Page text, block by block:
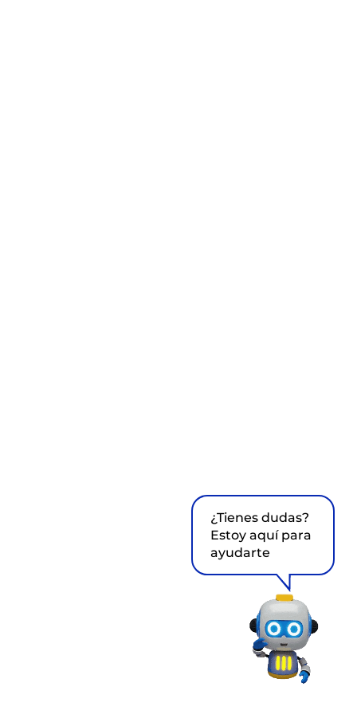
¿Tienes dudas?
Estoy aquí para
ayudarte